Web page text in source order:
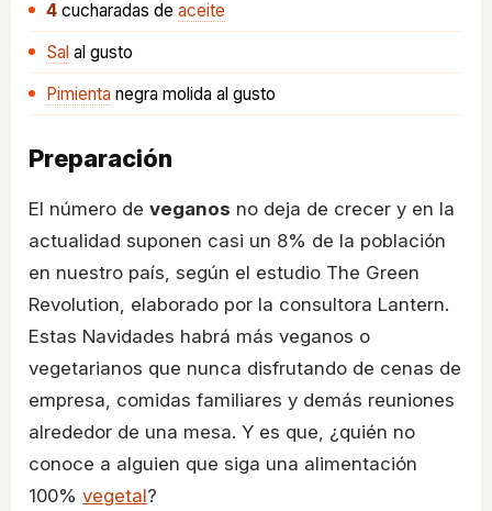
4 cucharadas de aceite
Sal al gusto
Pimienta negra molida al gusto
Preparación
El número de veganos no deja de crecer y en la
actualidad suponen casi un 8% de la población
en nuestro país, según el estudio The Green
Revolution, elaborado por la consultora Lantern.
Estas Navidades habrá más veganos o
vegetarianos que nunca disfrutando de cenas de
empresa, comidas familiares y demás reuniones
alrededor de una mesa. Y es que, ¿quién no
conoce a alguien que siga una alimentación
100% vegetal?